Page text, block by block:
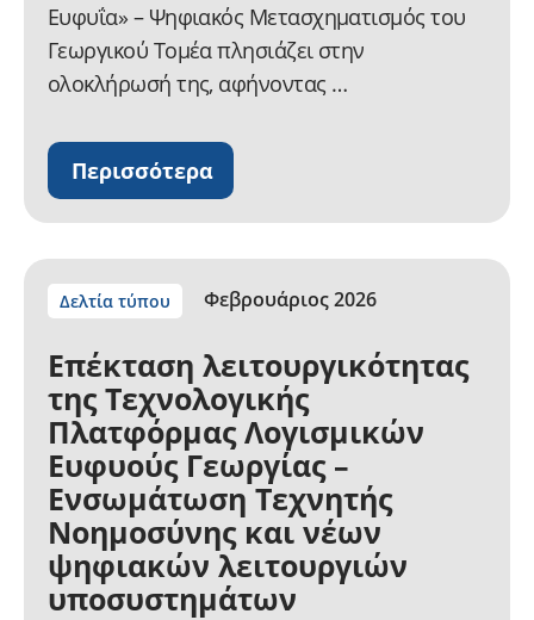
Ευφυΐα» – Ψηφιακός Μετασχηματισμός του
Γεωργικού Τομέα πλησιάζει στην
ολοκλήρωσή της, αφήνοντας …
Περισσότερα
Δελτία τύπου Φεβρουάριος 2026
Επέκταση λειτουργικότητας
της Τεχνολογικής
Πλατφόρμας Λογισμικών
Ευφυούς Γεωργίας –
Ενσωμάτωση Τεχνητής
Νοημοσύνης και νέων
ψηφιακών λειτουργιών
υποσυστημάτων